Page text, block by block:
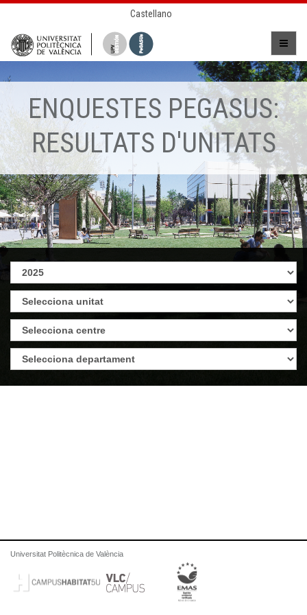
Castellano
ENQUESTES PEGASUS:
RESULTATS D'UNITATS
Universitat Politècnica de València